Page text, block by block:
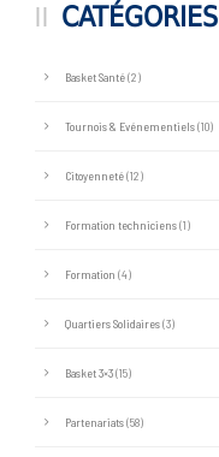
CATÉGORIES
Basket Santé(2)
Tournois & Evénementiels(10)
Citoyenneté(12)
Formation techniciens(1)
Formation (4)
Quartiers Solidaires(3)
Basket 3×3(15)
Partenariats(58)